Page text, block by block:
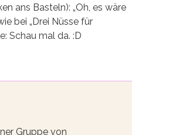
ans Basteln): „Oh, es wäre
bei „Drei Nüsse für
Schau mal da. :D
Gruppe von